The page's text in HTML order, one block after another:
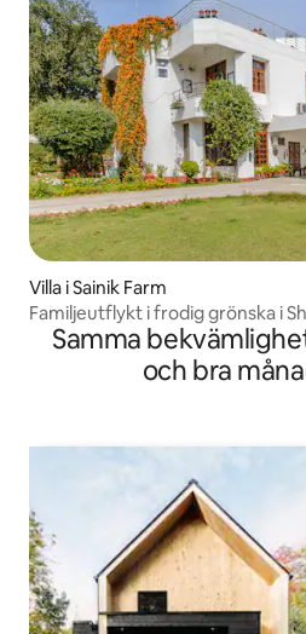
Villa i Sainik Farm
Familjeutflykt i frodig grönska i
Samma
och bra